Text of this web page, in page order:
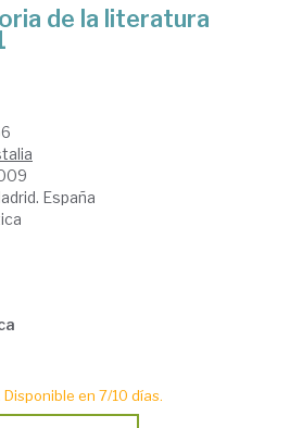
de la literatura
España
Disponible en 7/10 días.